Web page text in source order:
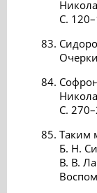
С.
С.
Таким
Б. Н.
В. В.